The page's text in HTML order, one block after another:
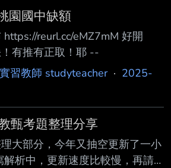
26 中國時報 徐佑昇 台北市近3
荒，根據北市教育局統計，有學
才徵到代理教 師。台北市長蔣
規定代理教師最多只能連續聘用
完全沒自 主權，台灣教育有「
園國中缺額
reurl.cc/eMZ7mM 好開
有推有正取！耶 --
實習教師 studyteacher· 2025-
甄考題整理分享
大部分，今年又抽空更新了一小
解析中，更新速度比較慢，再請